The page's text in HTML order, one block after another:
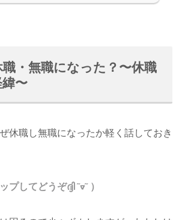
・無職になった？〜休職
〜
休職し無職になったか軽く話しておき
してどうぞദ്ദി ῀ᢦ῀ ）